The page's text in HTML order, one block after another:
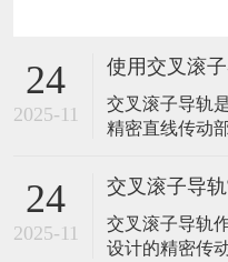
24
2025-11
交叉滚子导轨
精密直线传动
组成。那么，
升运行稳定性
环境控制、负
范等多方面综
24
2025-11
交叉滚子导
交叉滚子导轨
设计的精密传